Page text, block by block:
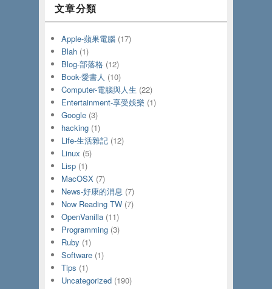
文章分類
Apple-蘋果電腦(17)
Blah(1)
Blog-部落格(12)
Book-愛書人 (10)
Computer-電腦與人生 (22)
Entertainment-享受娛樂 (1)
Google(3)
hacking(1)
Life-生活雜記(12)
Linux (5)
Lisp(1)
MacOSX(7)
News-好康的消息 (7)
Now Reading TW(7)
OpenVanilla(11)
Programming(3)
Ruby (1)
Software(1)
Tips (1)
Uncategorized(190)